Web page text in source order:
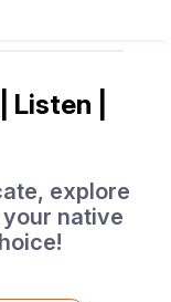
|
explore
native